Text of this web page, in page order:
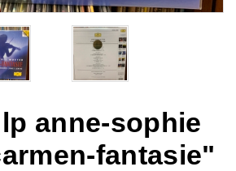
anne-sophie
fantasie"